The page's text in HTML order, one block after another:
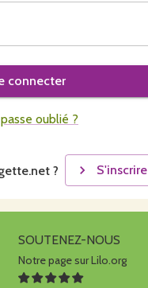
connecter
oublié ?
? S'inscrire
SOUTENEZ-NOUS
Notre page sur Lilo.org